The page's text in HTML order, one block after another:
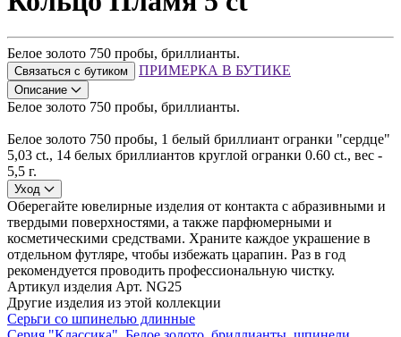
Белое золото 750 пробы, бриллианты.
Связаться с бутиком ПРИМЕРКА В БУТИКЕ
Описание
Белое золото 750 пробы, бриллианты.
Белое золото 750 пробы, 1 белый бриллиант огранки "сердце"
5,03 ct., 14 белых бриллиантов круглой огранки 0.60 ct., вес -
5,5 г.
Уход
Оберегайте ювелирные изделия от контакта с абразивными и
твердыми поверхностями, а также парфюмерными и
косметическими средствами. Храните каждое украшение в
отдельном футляре, чтобы избежать царапин. Раз в год
рекомендуется проводить профессиональную чистку.
Артикул изделия Арт. NG25
Другие изделия из этой коллекции
Серьги со шпинелью длинные